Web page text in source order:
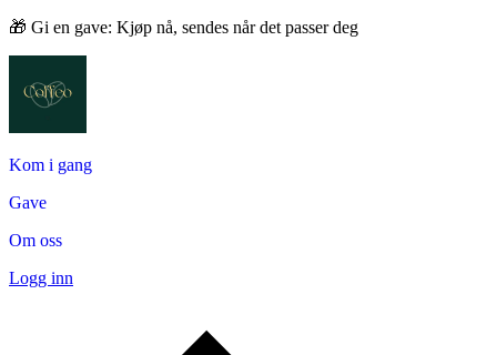
🎁 Gi en gave: Kjøp nå, sendes når det passer deg
Kom i gang
Gave
Om oss
Logg inn